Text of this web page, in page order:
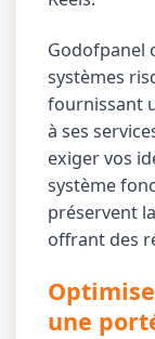
Godofpanel
systèmes
fournissant
à ses
exiger vos
système
préservent
offrant des
une